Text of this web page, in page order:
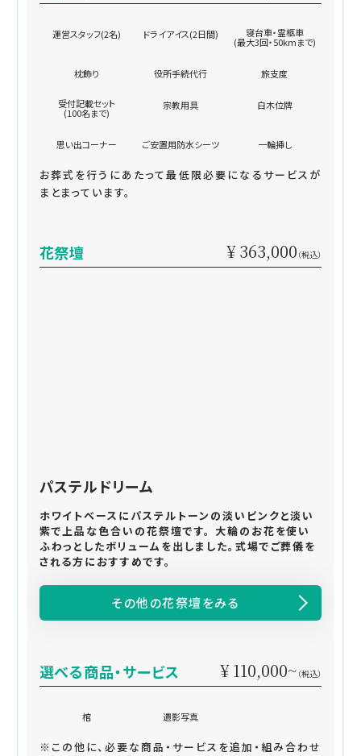
運営スタッフ(2名) ドライアイス(2日間) 寝台車・霊柩車
(最大3回・50kmまで)
枕飾り 役所手続代行 旅支度
受付記載セット
(100名まで)
宗教用具 白木位牌
思い出コーナー ご安置用防水シーツ 一輪挿し
お葬式を行うにあたって最低限必要になるサービスが
まとまっています。
花祭壇 ¥ 363,000 （税込）
パステルドリーム
ホワイトベースにパステルトーンの淡いピンクと淡い
紫で上品な色合いの花祭壇です。 大輪のお花を使い
ふわっとしたボリュームを出しました。式場でご葬儀を
される方におすすめです。
その他の花祭壇をみる
選べる商品・サービス ¥ 110,000~ （税込）
棺 遺影写真
※この他に、必要な商品・サービスを追加・組み合わせ